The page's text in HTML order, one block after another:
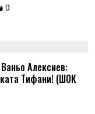
0
Алексиев:
Тифани! (ШОК